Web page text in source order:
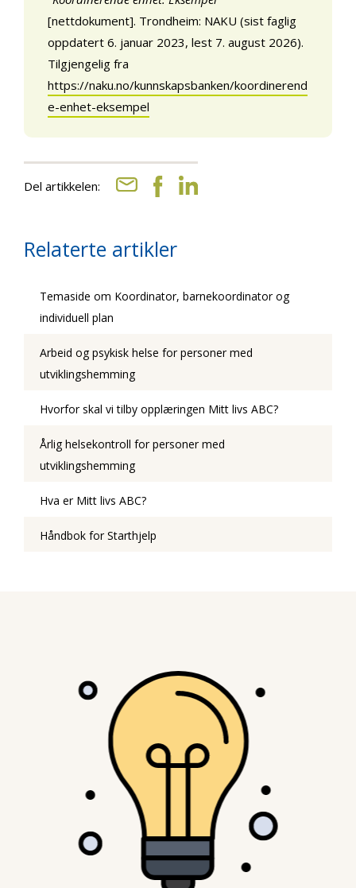
[nettdokument]. Trondheim: NAKU (sist faglig
oppdatert 6. januar 2023, lest 7. august 2026).
Tilgjengelig fra
https://naku.no/kunnskapsbanken/koordinerend
e-enhet-eksempel
Del artikkelen:
Relaterte artikler
Temaside om Koordinator, barnekoordinator og
individuell plan
Arbeid og psykisk helse for personer med
utviklingshemming
Hvorfor skal vi tilby opplæringen Mitt livs ABC?
Årlig helsekontroll for personer med
utviklingshemming
Hva er Mitt livs ABC?
Håndbok for Starthjelp